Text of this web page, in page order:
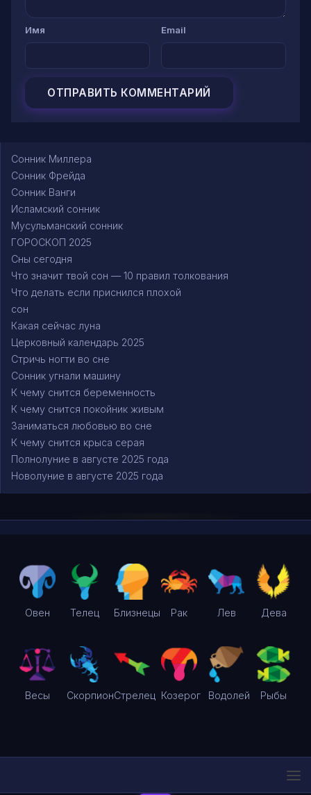
Имя Email
Сонник Миллера
Сонник Фрейда
Сонник Ванги
Исламский сонник
Мусульманский сонник
ГОРОСКОП 2025
Сны сегодня
Что значит твой сон — 10 правил толкования
Что делать если приснился плохой
сон
Какая сейчас луна
Церковный календарь 2025
Стричь ногти во сне
Сонник угнали машину
К чему снится беременность
К чему снится покойник живым
Заниматься любовью во сне
К чему снится крыса серая
Полнолуние в августе 2025 года
Новолуние в августе 2025 года
Овен Телец Близнецы Рак Лев Дева
Весы СкорпионСтрелец Козерог Водолей Рыбы